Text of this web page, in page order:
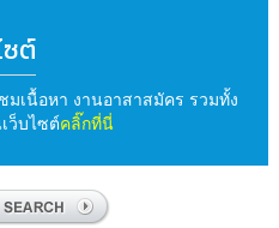
ซต์
มเนื้อหา งานอาสาสมัคร รวมทั้ง
ว็บไซต์คลิ๊กที่นี่